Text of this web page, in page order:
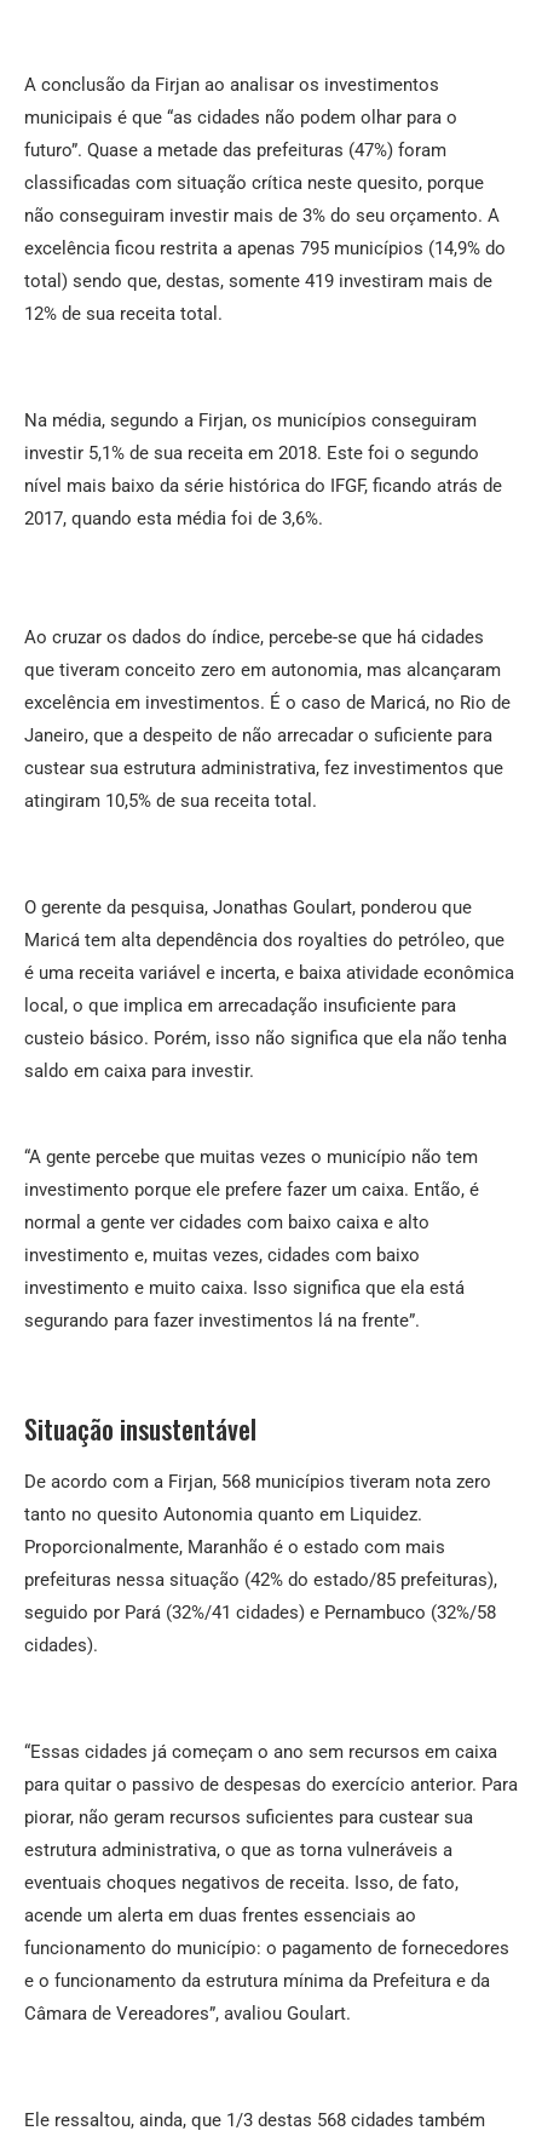
A conclusão da Firjan ao analisar os investimentos
municipais é que “as cidades não podem olhar para o
futuro”. Quase a metade das prefeituras (47%) foram
classificadas com situação crítica neste quesito, porque
não conseguiram investir mais de 3% do seu orçamento. A
excelência ficou restrita a apenas 795 municípios (14,9% do
total) sendo que, destas, somente 419 investiram mais de
12% de sua receita total.
Na média, segundo a Firjan, os municípios conseguiram
investir 5,1% de sua receita em 2018. Este foi o segundo
nível mais baixo da série histórica do IFGF, ficando atrás de
2017, quando esta média foi de 3,6%.
Ao cruzar os dados do índice, percebe-se que há cidades
que tiveram conceito zero em autonomia, mas alcançaram
excelência em investimentos. É o caso de Maricá, no Rio de
Janeiro, que a despeito de não arrecadar o suficiente para
custear sua estrutura administrativa, fez investimentos que
atingiram 10,5% de sua receita total.
O gerente da pesquisa, Jonathas Goulart, ponderou que
Maricá tem alta dependência dos royalties do petróleo, que
é uma receita variável e incerta, e baixa atividade econômica
local, o que implica em arrecadação insuficiente para
custeio básico. Porém, isso não significa que ela não tenha
saldo em caixa para investir.
“A gente percebe que muitas vezes o município não tem
investimento porque ele prefere fazer um caixa. Então, é
normal a gente ver cidades com baixo caixa e alto
investimento e, muitas vezes, cidades com baixo
investimento e muito caixa. Isso significa que ela está
segurando para fazer investimentos lá na frente”.
Situação insustentável
De acordo com a Firjan, 568 municípios tiveram nota zero
tanto no quesito Autonomia quanto em Liquidez.
Proporcionalmente, Maranhão é o estado com mais
prefeituras nessa situação (42% do estado/85 prefeituras),
seguido por Pará (32%/41 cidades) e Pernambuco (32%/58
cidades).
“Essas cidades já começam o ano sem recursos em caixa
para quitar o passivo de despesas do exercício anterior. Para
piorar, não geram recursos suficientes para custear sua
estrutura administrativa, o que as torna vulneráveis a
eventuais choques negativos de receita. Isso, de fato,
acende um alerta em duas frentes essenciais ao
funcionamento do município: o pagamento de fornecedores
e o funcionamento da estrutura mínima da Prefeitura e da
Câmara de Vereadores”, avaliou Goulart.
Ele ressaltou, ainda, que 1/3 destas 568 cidades também